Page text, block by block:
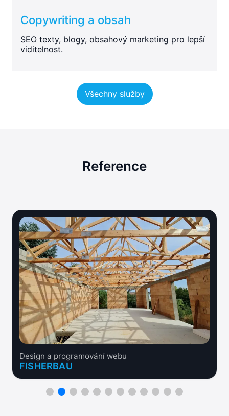
Copywriting a obsah
SEO texty, blogy, obsahový marketing pro lepší
viditelnost.
Všechny služby
Reference
Design a programování webu
FISHERBAU